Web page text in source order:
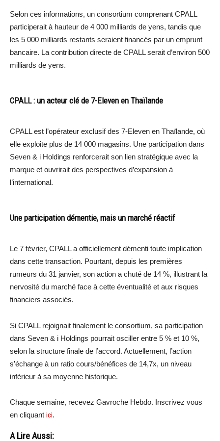
Selon ces informations, un consortium comprenant CPALL
participerait à hauteur de 4 000 milliards de yens, tandis que
les 5 000 milliards restants seraient financés par un emprunt
bancaire. La contribution directe de CPALL serait d’environ 500
milliards de yens.
CPALL : un acteur clé de 7-Eleven en Thaïlande
CPALL est l’opérateur exclusif des 7-Eleven en Thaïlande, où
elle exploite plus de 14 000 magasins. Une participation dans
Seven & i Holdings renforcerait son lien stratégique avec la
marque et ouvrirait des perspectives d’expansion à
l’international.
Une participation démentie, mais un marché réactif
Le 7 février, CPALL a officiellement démenti toute implication
dans cette transaction. Pourtant, depuis les premières
rumeurs du 31 janvier, son action a chuté de 14 %, illustrant la
nervosité du marché face à cette éventualité et aux risques
financiers associés.
Si CPALL rejoignait finalement le consortium, sa participation
dans Seven & i Holdings pourrait osciller entre 5 % et 10 %,
selon la structure finale de l’accord. Actuellement, l’action
s’échange à un ratio cours/bénéfices de 14,7x, un niveau
inférieur à sa moyenne historique.
Chaque semaine, recevez Gavroche Hebdo. Inscrivez vous
en cliquant ici.
A Lire Aussi: